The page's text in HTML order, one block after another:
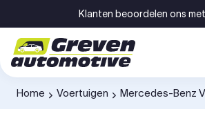
Ga naar inhoudKlanten beoordelen ons met
Home
-
Voertuigen
-
Mercedes-Benz Vito